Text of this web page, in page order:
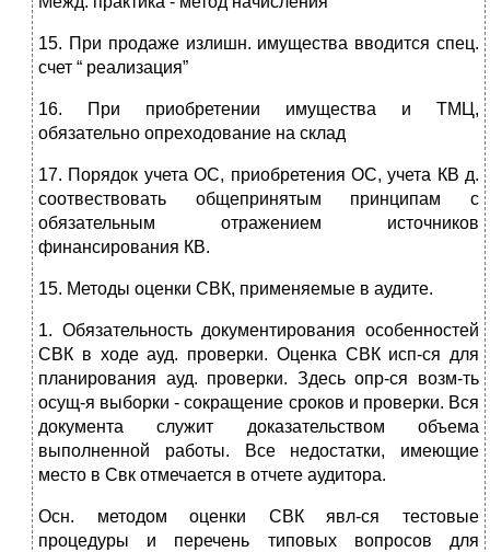
15. При продаже излишн. имущества вводится спец.
счет “ реализация”
16. При приобретении имущества и ТМЦ,
обязательно опреходование на склад
17. Порядок учета ОС, приобретения ОС, учета КВ д.
соотвествовать общепринятым принципам с
обязательным отражением источников
финансирования КВ.
15. Методы оценки СВК, применяемые в аудите.
1. Обязательность документирования особенностей
СВК в ходе ауд. проверки. Оценка СВК исп-ся для
планирования ауд. проверки. Здесь опр-ся возм-ть
осущ-я выборки - сокращение сроков и проверки. Вся
документа служит доказательством объема
выполненной работы. Все недостатки, имеющие
место в Свк отмечается в отчете аудитора.
Осн. методом оценки СВК явл-ся тестовые
процедуры и перечень типовых вопросов для